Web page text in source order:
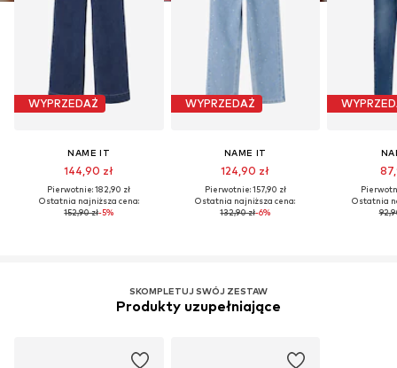
WYPRZEDAŻ
NAME IT
144,90 zł
Pierwotnie: 182,90 zł
Ostatnia najniższa cena:
152,90 zł-5%
WYPRZEDAŻ
NAME IT
124,90 zł
Pierwotnie: 157,90 zł
Ostatnia najniższa cena:
132,90 zł-6%
Ostatnia
SKOMPLETUJ SWÓJ ZESTAW
Produkty uzupełniające